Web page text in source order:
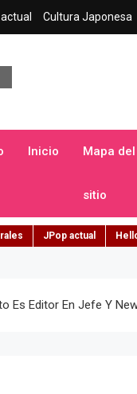
Cultura Japonesa
Inicio Mapa del
sitio
JPop actual
Es Editor En Jefe Y